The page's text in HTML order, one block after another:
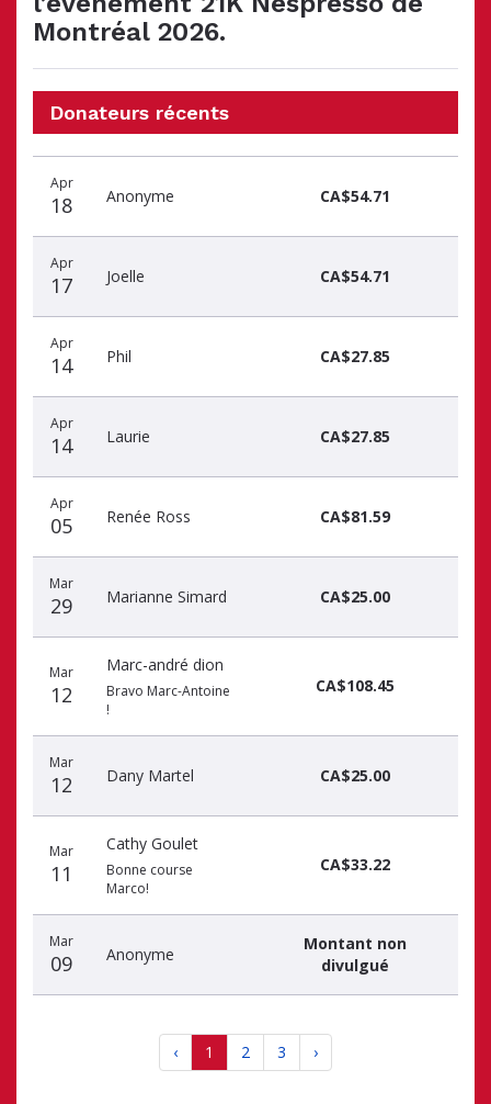
Montréal 2026.
Donateurs récents
du
don
du
donateur
du
don
Apr
18 Anonyme CA$54.71
Apr
17 Joelle CA$54.71
Apr
14 Phil CA$27.85
Apr
14 Laurie CA$27.85
Apr
05 Renée Ross CA$81.59
Mar
29 Marianne Simard CA$25.00
Mar
12
Marc-andré dion
Bravo Marc-Antoine
!
CA$108.45
Mar
12 Dany Martel CA$25.00
Mar
11
Cathy Goulet
Bonne course
Marco!
CA$33.22
Mar
09 Anonyme
Montant non
divulgué
‹ 1 2 3 ›